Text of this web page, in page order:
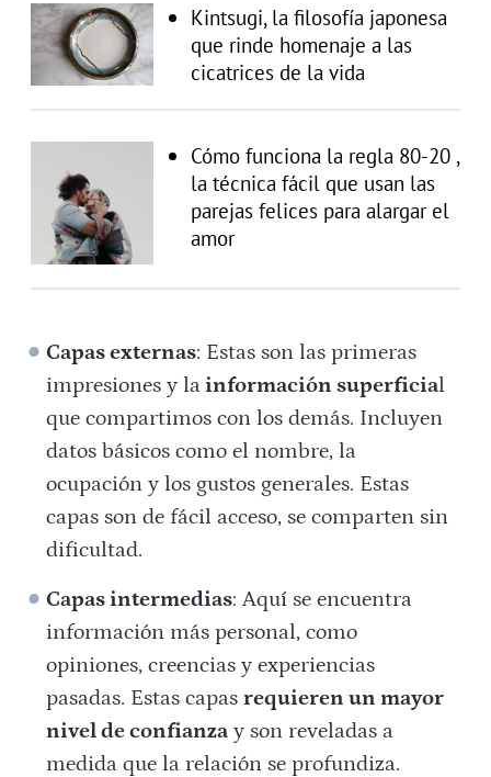
Kintsugi, la filosofía japonesa
que rinde homenaje a las
cicatrices de la vida
Cómo funciona la regla 80-20 ,
la técnica fácil que usan las
parejas felices para alargar el
amor
Capas externas: Estas son las primeras
impresiones y lainformación superficial
que compartimos con los demás. Incluyen
datos básicos como el nombre, la
ocupación y los gustos generales. Estas
capas son de fácil acceso, se comparten sin
dificultad.
Capas intermedias: Aquí se encuentra
información más personal, como
opiniones, creencias y experiencias
pasadas. Estas capas requieren un mayor
nivel de confianza y son reveladas a
medida que la relación se profundiza.